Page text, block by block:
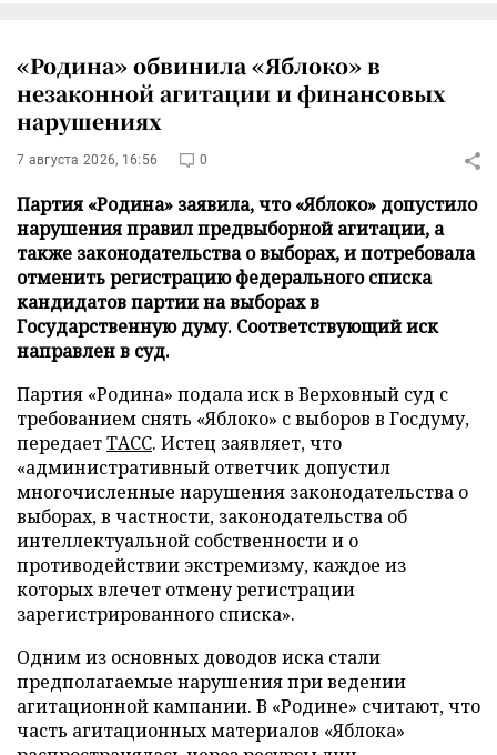
«Родина» обвинила «Яблоко» в
незаконной агитации и финансовых
нарушениях
7 августа 2026, 16:56 0
Партия «Родина» заявила, что «Яблоко» допустило
нарушения правил предвыборной агитации, а
также законодательства о выборах, и потребовала
отменить регистрацию федерального списка
кандидатов партии на выборах в
Государственную думу. Соответствующий иск
направлен в суд.
Партия «Родина» подала иск в Верховный суд с
требованием снять «Яблоко» с выборов в Госдуму,
передаетТАСС. Истец заявляет, что
«административный ответчик допустил
многочисленные нарушения законодательства о
выборах, в частности, законодательства об
интеллектуальной собственности и о
противодействии экстремизму, каждое из
которых влечет отмену регистрации
зарегистрированного списка».
Одним из основных доводов иска стали
предполагаемые нарушения при ведении
агитационной кампании. В «Родине» считают, что
часть агитационных материалов «Яблока»